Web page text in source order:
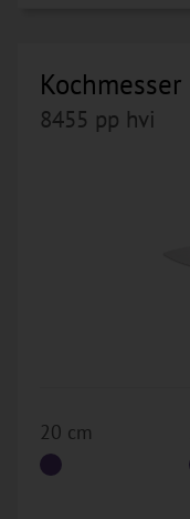
Kochmesser
8455 pp hvi
20 cm